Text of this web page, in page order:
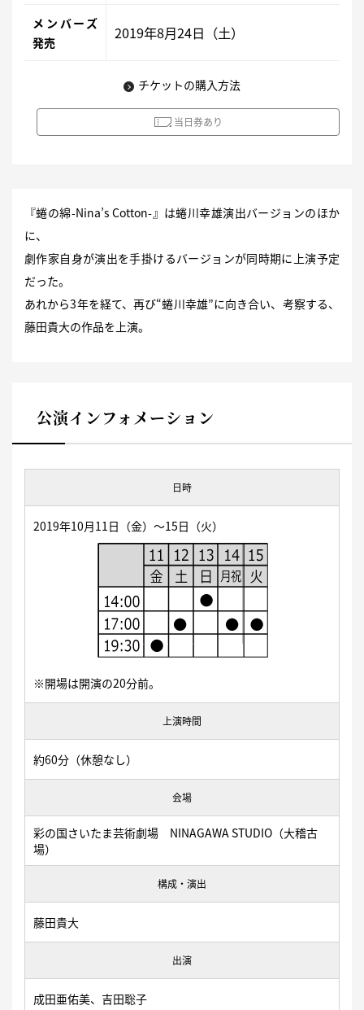
メンバーズ
発売
2019年8月24日（土）
チケットの購入方法
当日券あり
『蜷の綿-Nina’s Cotton-』は蜷川幸雄演出バージョンのほか
に、
劇作家自身が演出を手掛けるバージョンが同時期に上演予定
だった。
あれから3年を経て、再び“蜷川幸雄”に向き合い、考察する、
藤田貴大の作品を上演。
公演インフォメーション
日時
2019年10月11日（金）〜15日（火）
※開場は開演の20分前。
上演時間
約60分（休憩なし）
会場
彩の国さいたま芸術劇場 NINAGAWA STUDIO（大稽古
場）
構成・演出
藤田貴大
出演
成田亜佑美、吉田聡子